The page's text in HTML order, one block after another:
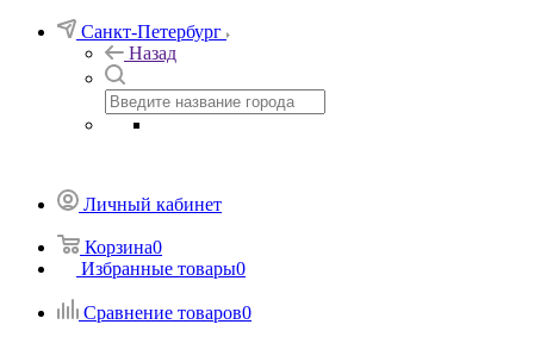
Санкт-Петербург
Назад
Личный кабинет
Корзина0
Избранные товары0
Сравнение товаров0